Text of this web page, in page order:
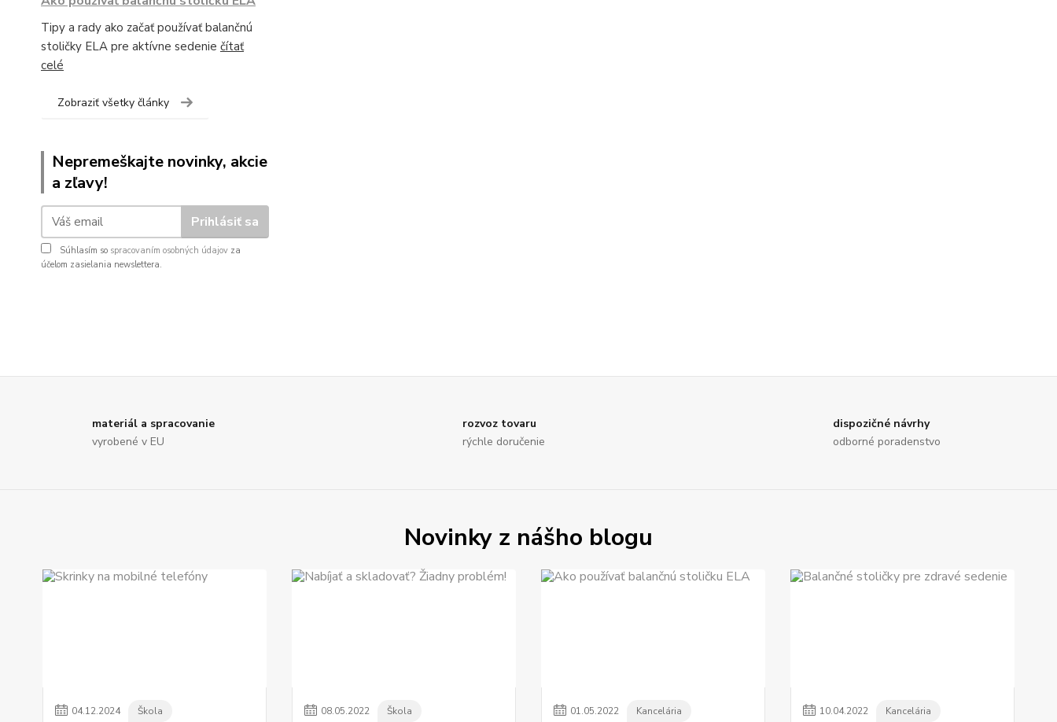
Tipy a rady ako začať používať balančnú
stoličky ELA pre aktívne sedenie čítať
celé
Zobraziť všetky články
Nepremeškajte novinky, akcie
a zľavy!
Prihlásiť sa
Súhlasím so spracovaním osobných údajov za
účelom zasielania newslettera.
materiál a spracovanie
vyrobené v EU
rozvoz tovaru
rýchle doručenie
dispozičné návrhy
odborné poradenstvo
Novinky z nášho blogu
04.12.2024 Škola 08.05.2022 Škola 01.05.2022 Kancelária 10.04.2022 Kancelária